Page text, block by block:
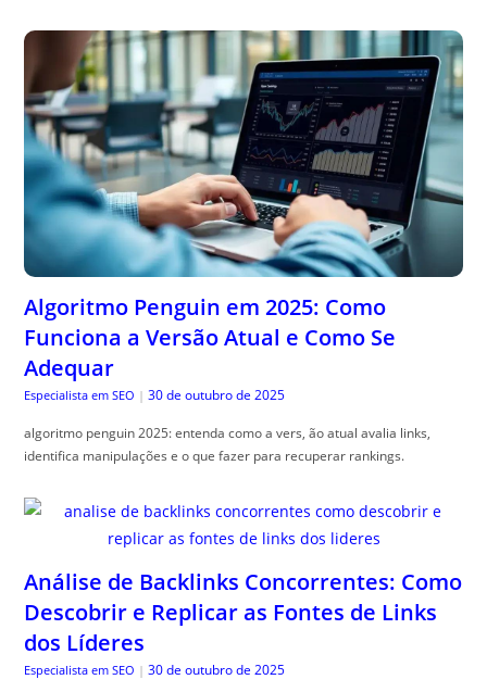
Algoritmo Penguin em 2025: Como
Funciona a Versão Atual e Como Se
Adequar
Especialista em SEO | 30 de outubro de 2025
algoritmo penguin 2025: entenda como a vers, ão atual avalia links,
identifica manipulações e o que fazer para recuperar rankings.
Análise de Backlinks Concorrentes: Como
Descobrir e Replicar as Fontes de Links
dos Líderes
Especialista em SEO | 30 de outubro de 2025